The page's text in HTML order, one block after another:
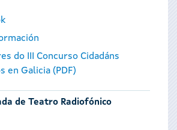
do III Concurso Cidadáns
en Galicia (PDF)
de Teatro Radiofónico